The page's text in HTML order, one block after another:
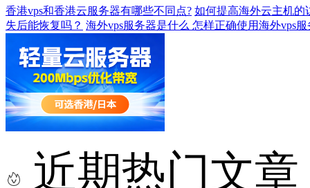
香港vps和香港云服务器有哪些不同点? 如何提高海外云主机的
失后能恢复吗？ 海外vps服务器是什么 怎样正确使用海外vps
近期热门文章